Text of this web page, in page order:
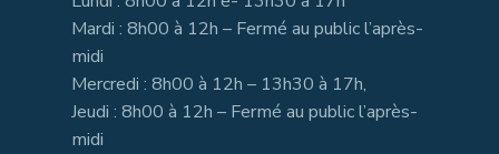
Mardi : 8h00 à 12h – Fermé au public l’après-
midi
Mercredi : 8h00 à 12h – 13h30 à 17h,
Jeudi : 8h00 à 12h – Fermé au public l’après-
midi